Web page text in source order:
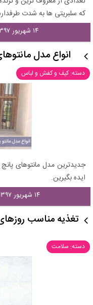
که سلبریتی ها به شدت
۱۴ شهریور ۱۳۹۷ - ۱۱:۱۷
انواع مدل
دسته: کیف و کفش و لباس
جدیدترین مدل مانتوهای
ایده بگیرین.
۱۴ شهریور ۱۳۹۷ - ۱۰:۵۴
تغذیه مناسب
دسته: سلامت